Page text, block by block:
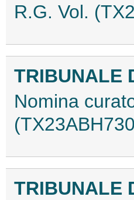
R.G. Vol.
TRIBUNALE
Nomina
TRIBUNALE